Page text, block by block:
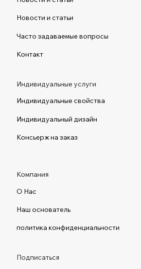
Часто задаваемые вопросы
Контакт
Новости и статьи
Индивидуальные услуги
Индивидуальные свойства
Индивидуальный дизайн
Консьерж на заказ
Компания
О Нас
Наш основатель
политика конфиденциальности
Подписаться